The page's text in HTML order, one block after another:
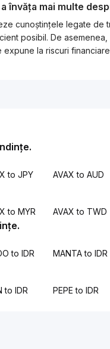
învăța mai multe
cunoștințele legate de
posibil. De
la riscuri
to JPY AVAX to AUD
to MYR AVAX to TWD
to IDR MANTA to IDR
to IDR PEPE to IDR